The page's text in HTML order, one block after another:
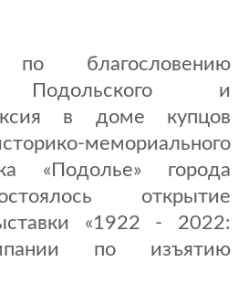
благословению
Подольского и
в доме купцов
мемориального
«Подолье» города
открытие
«1922 - 2022:
по изъятию